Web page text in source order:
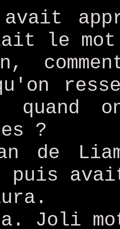
avait
le
quand
?
de
puis
Joli